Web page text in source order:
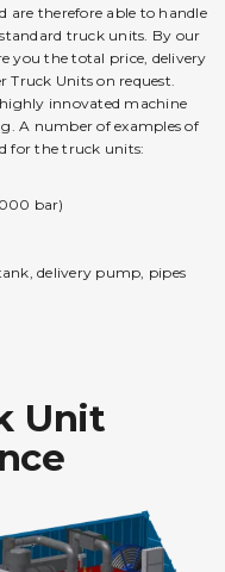
are therefore able to handle
truck units. By our
you the total price, delivery
Units on request.
innovated machine
A number of examples of
for the truck units:
bar)
delivery pump, pipes
Unit